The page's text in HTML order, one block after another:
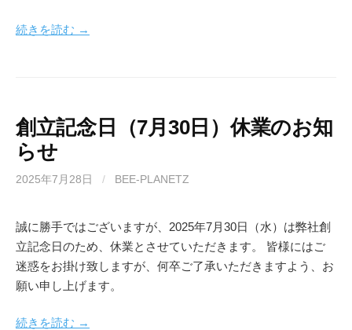
続きを読む →
創立記念日（7月30日）休業のお知
らせ
2025年7月28日 / BEE-PLANETZ
誠に勝手ではございますが、2025年7月30日（水）は弊社創
立記念日のため、休業とさせていただきます。 皆様にはご
迷惑をお掛け致しますが、何卒ご了承いただきますよう、お
願い申し上げます。
続きを読む →